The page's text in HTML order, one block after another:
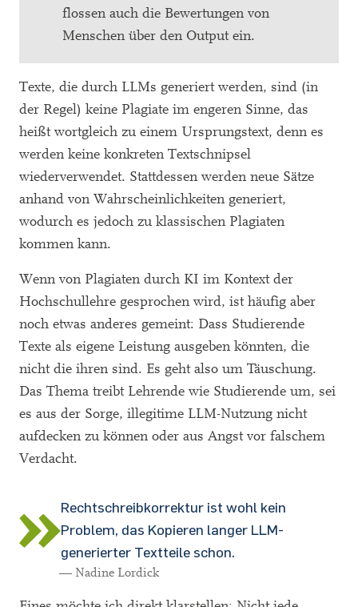
flossen auch die Bewertungen von
Menschen über den Output ein.
Texte, die durch LLMs generiert werden, sind (in
der Regel) keine Plagiate im engeren Sinne, das
heißt wortgleich zu einem Ursprungstext, denn es
werden keine konkreten Textschnipsel
wiederverwendet. Stattdessen werden neue Sätze
anhand von Wahrscheinlichkeiten generiert,
wodurch es jedoch zu klassischen Plagiaten
kommen kann.
Wenn von Plagiaten durch KI im Kontext der
Hochschullehre gesprochen wird, ist häufig aber
noch etwas anderes gemeint: Dass Studierende
Texte als eigene Leistung ausgeben könnten, die
nicht die ihren sind. Es geht also um Täuschung.
Das Thema treibt Lehrende wie Studierende um, sei
es aus der Sorge, illegitime LLM-Nutzung nicht
aufdecken zu können oder aus Angst vor falschem
Verdacht.
Rechtschreibkorrektur ist wohl kein
Problem, das Kopieren langer LLM-
generierter Textteile schon.
— Nadine Lordick